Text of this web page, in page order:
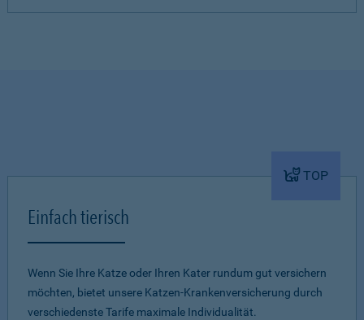
TOP
Einfach tierisch
Wenn Sie Ihre Katze oder Ihren Kater rundum gut versichern
möchten, bietet unsere Katzen-Krankenversicherung durch
verschiedenste Tarife maximale Individualität.